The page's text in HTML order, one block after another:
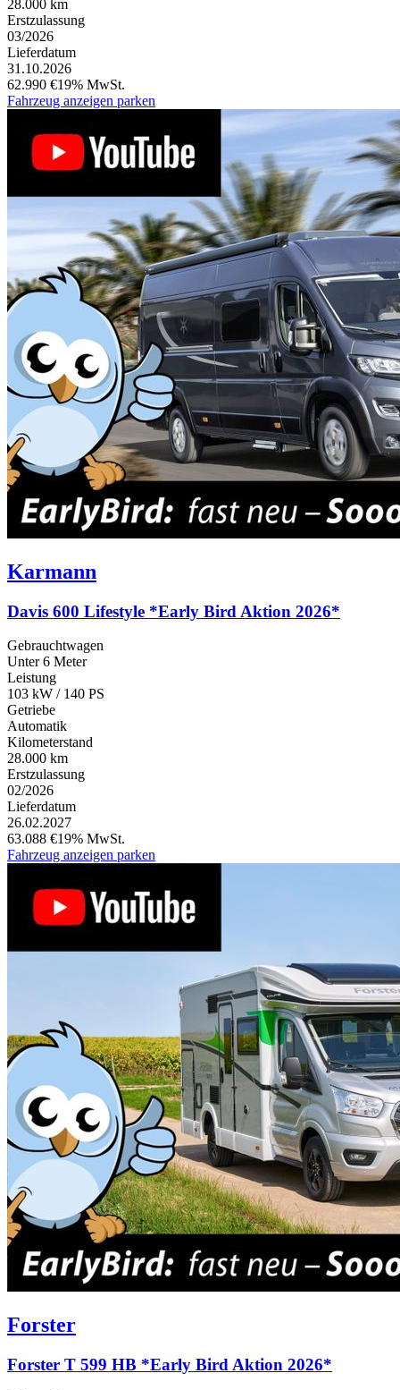
28.000 km
Erstzulassung
03/2026
Lieferdatum
31.10.2026
62.990 €19% MwSt.
Fahrzeug anzeigen parken
Karmann
Davis 600 Lifestyle *Early Bird Aktion 2026*
Gebrauchtwagen
Unter 6 Meter
Leistung
103 kW / 140 PS
Getriebe
Automatik
Kilometerstand
28.000 km
Erstzulassung
02/2026
Lieferdatum
26.02.2027
63.088 €19% MwSt.
Fahrzeug anzeigen parken
Forster
Forster T 599 HB *Early Bird Aktion 2026*